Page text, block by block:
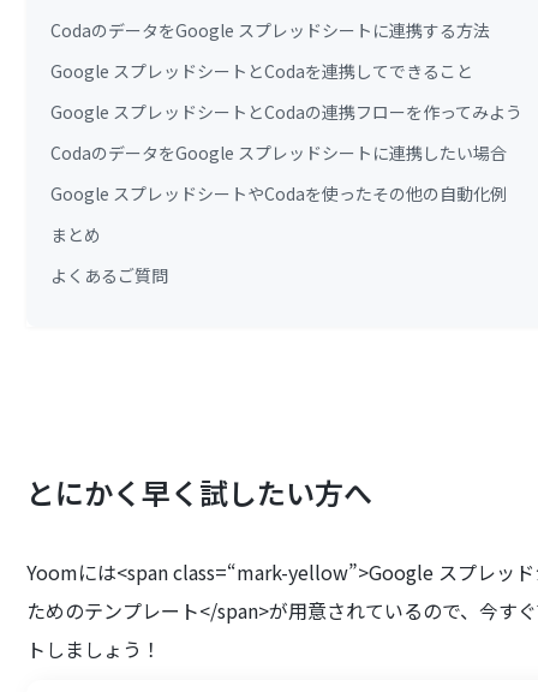
CodaのデータをGoogle スプレッドシートに連携する方法
Google スプレッドシートとCodaを連携してできること
Google スプレッドシートとCodaの連携フローを作ってみよう
CodaのデータをGoogle スプレッドシートに連携したい場合
Google スプレッドシートやCodaを使ったその他の自動化例
まとめ
よくあるご質問
とにかく早く試したい方へ
Yoomには<span class=“mark-yellow”>Google スプレッ
ためのテンプレート</span>が用意されているので、今す
トしましょう！